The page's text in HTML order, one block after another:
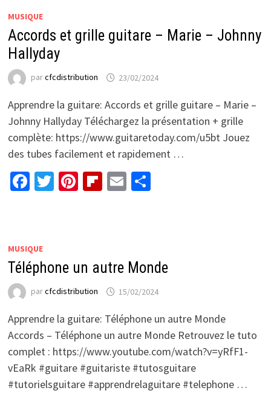
MUSIQUE
Accords et grille guitare – Marie – Johnny
Hallyday
parcfcdistribution 23/02/2024
Apprendre la guitare: Accords et grille guitare – Marie –
Johnny Hallyday Téléchargez la présentation + grille
complète: https://www.guitaretoday.com/u5bt Jouez
des tubes facilement et rapidement …
Facebook
Twitter
Pinterest
Flipboard
EmailPartager
MUSIQUE
Téléphone un autre Monde
parcfcdistribution 15/02/2024
Apprendre la guitare: Téléphone un autre Monde
Accords – Téléphone un autre Monde Retrouvez le tuto
complet : https://www.youtube.com/watch?v=yRfF1-
vEaRk #guitare #guitariste #tutosguitare
#tutorielsguitare #apprendrelaguitare #telephone …